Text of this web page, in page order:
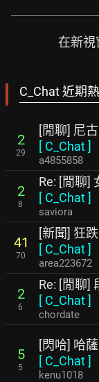
在新視
C_Chat 近期
2
29
[閒聊] 尼
[ C_Chat]
a4855858
2
8
Re: [閒聊]
[ C_Chat]
saviora
41
70
[新聞] 狂
[ C_Chat]
area223672
2
6
Re: [閒聊]
[ C_Chat]
chordate
5
5
[閃哈] 哈
[ C_Chat]
kenu1018